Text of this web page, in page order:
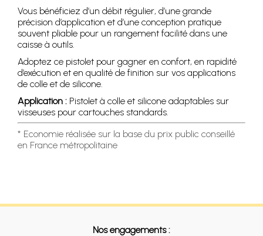
Vous bénéficiez d’un débit régulier, d’une grande
précision d’application et d’une conception pratique
souvent pliable pour un rangement facilité dans une
caisse à outils.
Adoptez ce pistolet pour gagner en confort, en rapidité
d’exécution et en qualité de finition sur vos applications
de colle et de silicone.
Application : Pistolet à colle et silicone adaptables sur
visseuses pour cartouches standards.
* Economie réalisée sur la base du prix public conseillé
en France métropolitaine
Nos engagements :